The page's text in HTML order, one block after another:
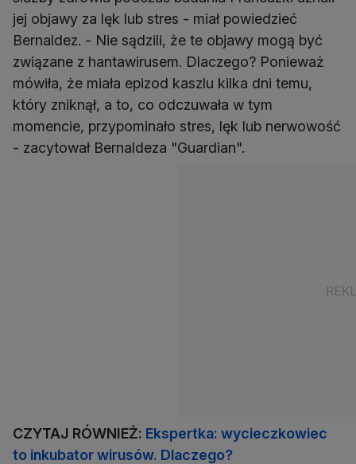
jej objawy za lęk lub stres - miał powiedzieć
Bernaldez. - Nie sądzili, że te objawy mogą być
związane z hantawirusem. Dlaczego? Ponieważ
mówiła, że miała epizod kaszlu kilka dni temu,
który zniknął, a to, co odczuwała w tym
momencie, przypominało stres, lęk lub nerwowość
- zacytował Bernaldeza "Guardian".
CZYTAJ RÓWNIEŻ: Ekspertka: wycieczkowiec
to inkubator wirusów. Dlaczego?